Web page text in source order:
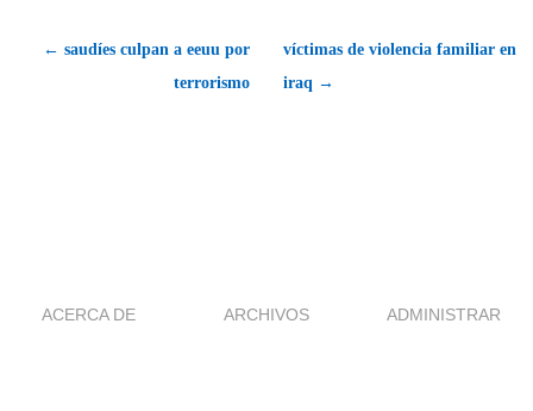
← saudíes culpan a eeuu por
terrorismo
víctimas de violencia familiar en
iraq →
ACERCA DE ARCHIVOS ADMINISTRAR